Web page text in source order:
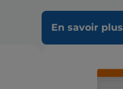
En savoir plus